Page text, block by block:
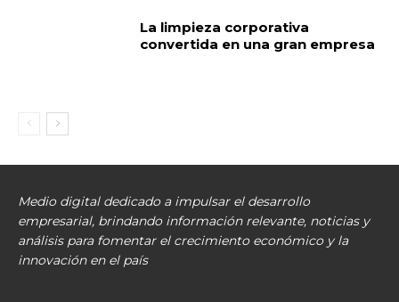
La limpieza corporativa
convertida en una gran empresa
Medio digital dedicado a impulsar el desarrollo
empresarial, brindando información relevante, noticias y
análisis para fomentar el crecimiento económico y la
innovación en el país